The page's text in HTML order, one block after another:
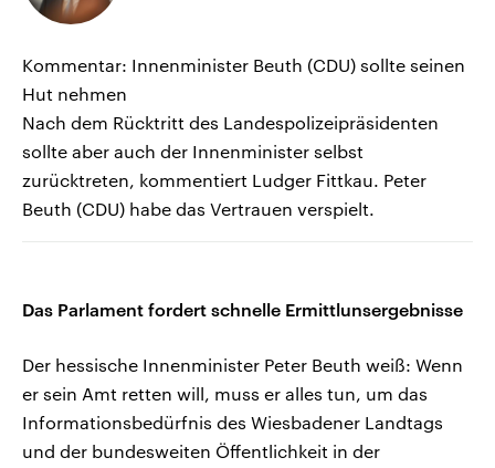
Kommentar: Innenminister Beuth (CDU) sollte seinen
Hut nehmen
Nach dem Rücktritt des Landespolizeipräsidenten
sollte aber auch der Innenminister selbst
zurücktreten, kommentiert Ludger Fittkau. Peter
Beuth (CDU) habe das Vertrauen verspielt.
Das Parlament fordert schnelle Ermittlunsergebnisse
Der hessische Innenminister Peter Beuth weiß: Wenn
er sein Amt retten will, muss er alles tun, um das
Informationsbedürfnis des Wiesbadener Landtags
und der bundesweiten Öffentlichkeit in der